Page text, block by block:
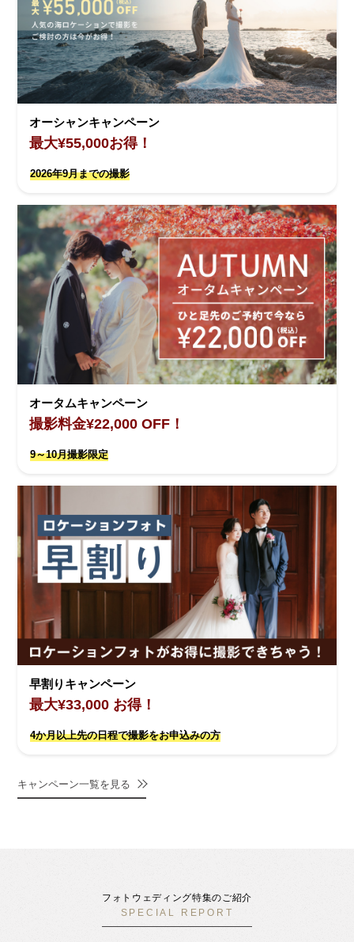
オーシャンキャンペーン
最大¥55,000お得！
2026年9月までの撮影
オータムキャンペーン
撮影料金¥22,000 OFF！
9～10月撮影限定
早割りキャンペーン
最大¥33,000 お得！
4か月以上先の日程で撮影をお申込みの方
キャンペーン一覧を見る
フォトウェディング特集のご紹介
SPECIAL REPORT